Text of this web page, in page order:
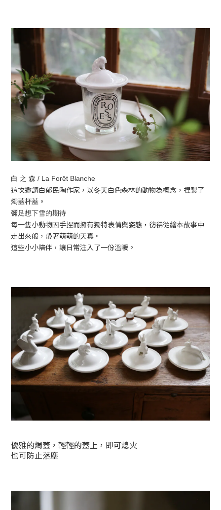
白 之 森 / La Forêt Blanche
這次邀請白郁民陶作家，以冬天白色森林的動物為概念，捏製了
燭蓋杯蓋。
彌足想下雪的期待
每一隻小動物因手捏而擁有獨特表情與姿態，彷彿從繪本故事中
走出來般，帶著萌萌的天真。
這些小小陪伴，讓日常注入了一份溫暖。
優雅的燭蓋，輕輕的蓋上，即可熄火
也可防止落塵